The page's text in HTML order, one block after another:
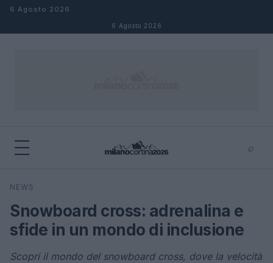
Salta al contenuto
6 Agosto 2026
6 Agosto 2026
⌕
Cerca
NEWS
Snowboard cross: adrenalina e
sfide in un mondo di inclusione
Scopri il mondo del snowboard cross, dove la velocità